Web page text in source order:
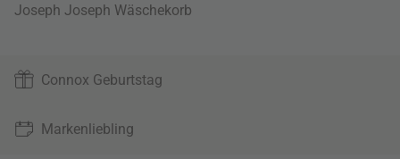
Joseph Joseph Wäschekorb
Connox Geburtstag
Markenliebling